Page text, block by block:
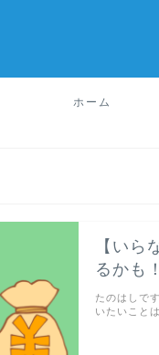
ホーム
【いら
るかも！
たのはしで
いたいこと